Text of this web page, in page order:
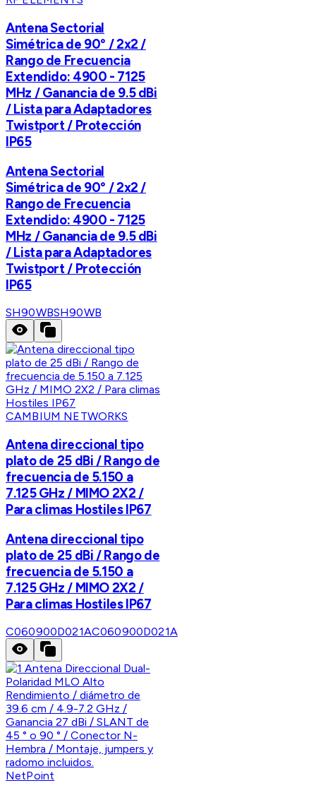
Antena Sectorial
Simétrica de 90° / 2x2 /
Rango de Frecuencia
Extendido: 4900 - 7125
MHz / Ganancia de 9.5 dBi
/ Lista para Adaptadores
Twistport / Protección
IP65
Antena Sectorial
Simétrica de 90° / 2x2 /
Rango de Frecuencia
Extendido: 4900 - 7125
MHz / Ganancia de 9.5 dBi
/ Lista para Adaptadores
Twistport / Protección
IP65
SH90WBSH90WB
CAMBIUM NETWORKS
Antena direccional tipo
plato de 25 dBi / Rango de
frecuencia de 5.150 a
7.125 GHz / MIMO 2X2 /
Para climas Hostiles IP67
Antena direccional tipo
plato de 25 dBi / Rango de
frecuencia de 5.150 a
7.125 GHz / MIMO 2X2 /
Para climas Hostiles IP67
C060900D021AC060900D021A
NetPoint